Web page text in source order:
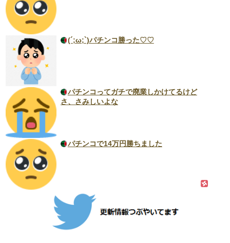
(´;ω;`)パチンコ勝った♡♡
パチンコってガチで廃業しかけてるけど
さ、さみしいよな
パチンコで14万円勝ちました